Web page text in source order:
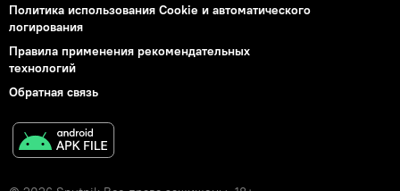
Политика использования Cookie и автоматического
логирования
Правила применения рекомендательных
технологий
Обратная связь